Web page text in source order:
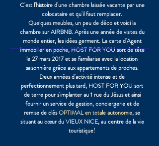
C'est l'histoire d'une chambre laissée vacante par une
colocataire et qu'il faut remplacer.
Quelques meubles, un peu de déco et voici la
chambre sur AIRBNB. Après une année de visites du
monde entier, les idées germent. La carte d'Agent
Immobilier en poche, HOST FOR YOU sort de tête
le 27 mars 2017 et se familiarise avec la location
saisonnière grâce aux appartements de proches.
Deux années d'activité intense et de
perfectionnement plus tard, HOST FOR YOU sort
de terre pour s'implanterau 1 rue du Jésus et ainsi
fournir un service de gestion, conciergerie et de
remise de clésOPTIMAL en totale autonomie, se
situant aucœurdu VIEUX NICE, au centre de la vie
touristique!